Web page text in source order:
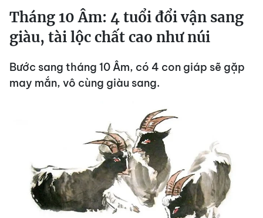
Tháng 10 Âm: 4 tuổi đổi vận sang
giàu, tài lộc chất cao như núi
Bước sang tháng 10 Âm, có 4 con giáp sẽ gặp
may mắn, vô cùng giàu sang.